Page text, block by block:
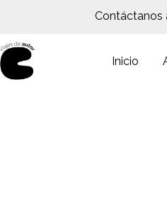
Contáctanos
Inicio